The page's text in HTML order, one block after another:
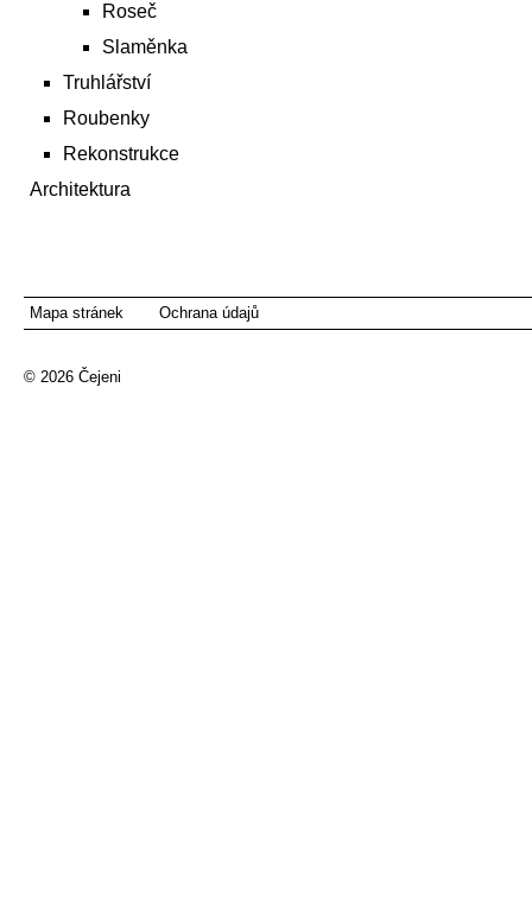
Roseč
Slaměnka
Truhlářství
Roubenky
Rekonstrukce
Architektura
Mapa stránek Ochrana údajů
© 2026 Čejeni